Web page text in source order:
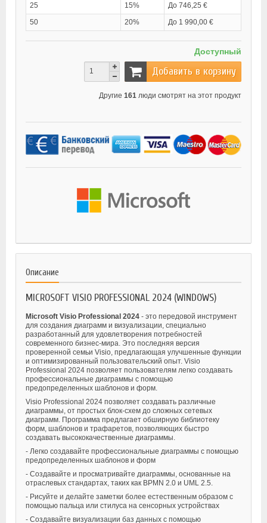
25
15%
До 746,25 €
50
20% До 1 990,00 €
Доступный
Добавить в корзину
Другие 161 люди смотрят на этот продукт
Описание
MICROSOFT VISIO PROFESSIONAL 2024 (WINDOWS)
Microsoft Visio Professional 2024 - это передовой инструмент
для создания диаграмм и визуализации, специально
разработанный для удовлетворения потребностей
современного бизнес-мира. Это последняя версия
проверенной семьи Visio, предлагающая улучшенные функции
и оптимизированный пользовательский опыт. Visio
Professional 2024 позволяет пользователям легко создавать
профессиональные диаграммы с помощью
предопределенных шаблонов и форм.
Visio Professional 2024 позволяет создавать различные
диаграммы, от простых блок-схем до сложных сетевых
диаграмм. Программа предлагает обширную библиотеку
форм, шаблонов и трафаретов, позволяющих быстро
создавать высококачественные диаграммы.
- Легко создавайте профессиональные диаграммы с помощью
предопределенных шаблонов и форм
- Создавайте и просматривайте диаграммы, основанные на
отраслевых стандартах, таких как BPMN 2.0 и UML 2.5.
- Рисуйте и делайте заметки более естественным образом с
помощью пальца или стилуса на сенсорных устройствах
- Создавайте визуализации баз данных с помощью